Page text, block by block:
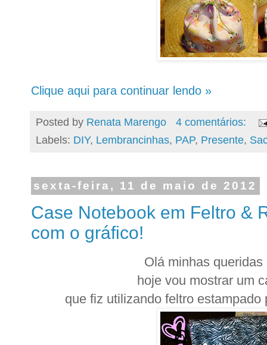
Clique aqui para continuar lendo »
Posted by Renata Marengo
4 comentários:
Labels: DIY, Lembrancinhas, PAP, Presente,
sexta-feira, 11 de maio de 2012
Case Notebook em Feltro &
com o gráfico!
Olá minhas
hoje vou mostrar um
que fiz utilizando feltro